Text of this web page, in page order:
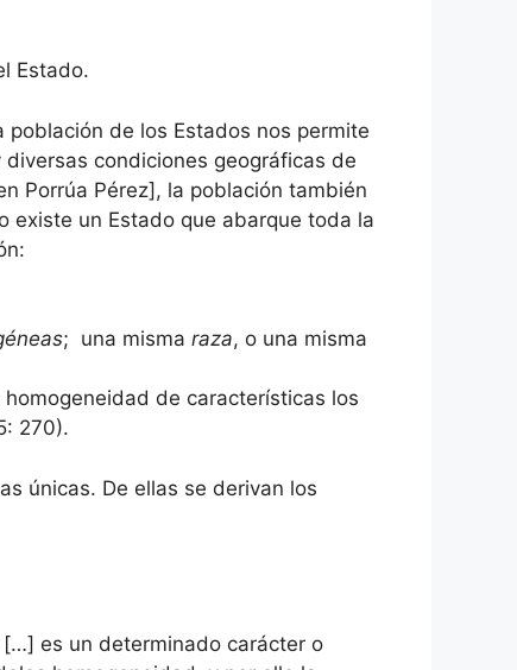
Estado.
de los Estados nos permite
condiciones geográficas de
Porrúa Pérez], la población también
existe un Estado que abarque toda la
; una misma raza, o una misma
de características los
270).
únicas. De ellas se derivan los
es un determinado carácter o